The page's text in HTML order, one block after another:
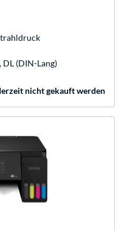
DL (DIN-Lang)
nicht gekauft werden